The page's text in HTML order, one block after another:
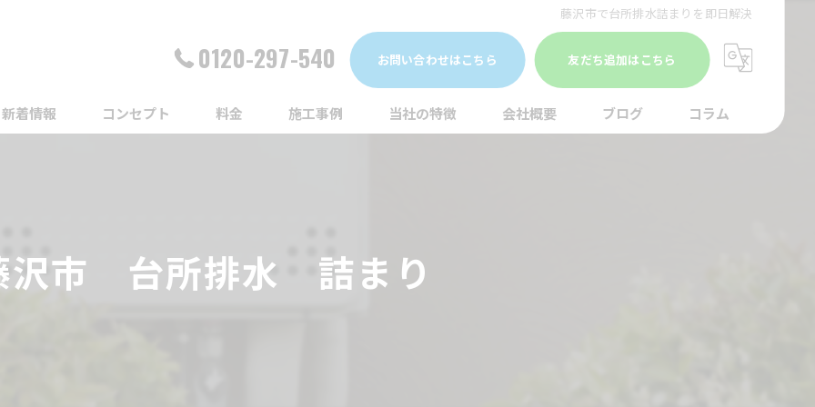
藤沢市で台所排水詰まりを即日解決
0120-297-540 お問い合わせはこちら 友だち追加はこちら
新着情報 コンセプト 料金 施工事例 当社の特徴
給湯器
会社概要 ブログ コラム
沢市 台所排水 詰まり